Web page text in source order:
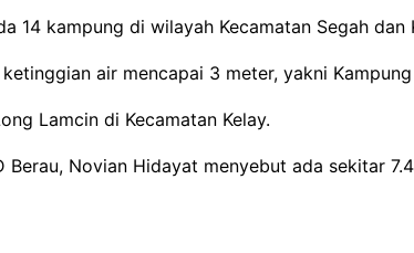
14 kampung di wilayah Kecamatan Segah
air mencapai 3 meter, yakni
Lamcin di Kecamatan Kelay.
Berau, Novian Hidayat menyebut ada sekitar